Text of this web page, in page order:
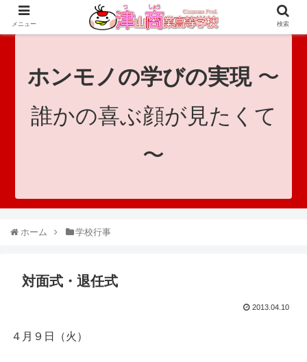
since 1921｜地域と共に未来へつなげ！｜Tsuyama Commercial High School
ホンモノの学びの実現〜
誰かの喜ぶ顔が見たくて
〜
ホーム 学校行事
対面式・退任式
2013.04.10
４月９日（火）
メニュー 検索